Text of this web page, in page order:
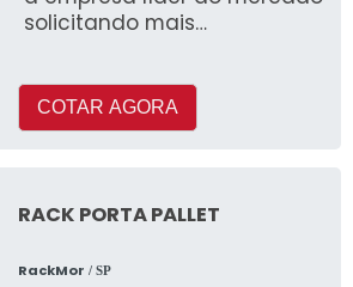
solicitando mais
desco
COTAR AGORA
RACK PORTA PALLET
RackMor / SP